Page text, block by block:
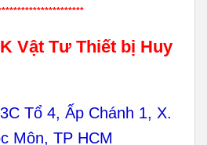
Vật Tư Thiết bị Huy
4, Ấp Chánh 1, X.
Môn, TP HCM